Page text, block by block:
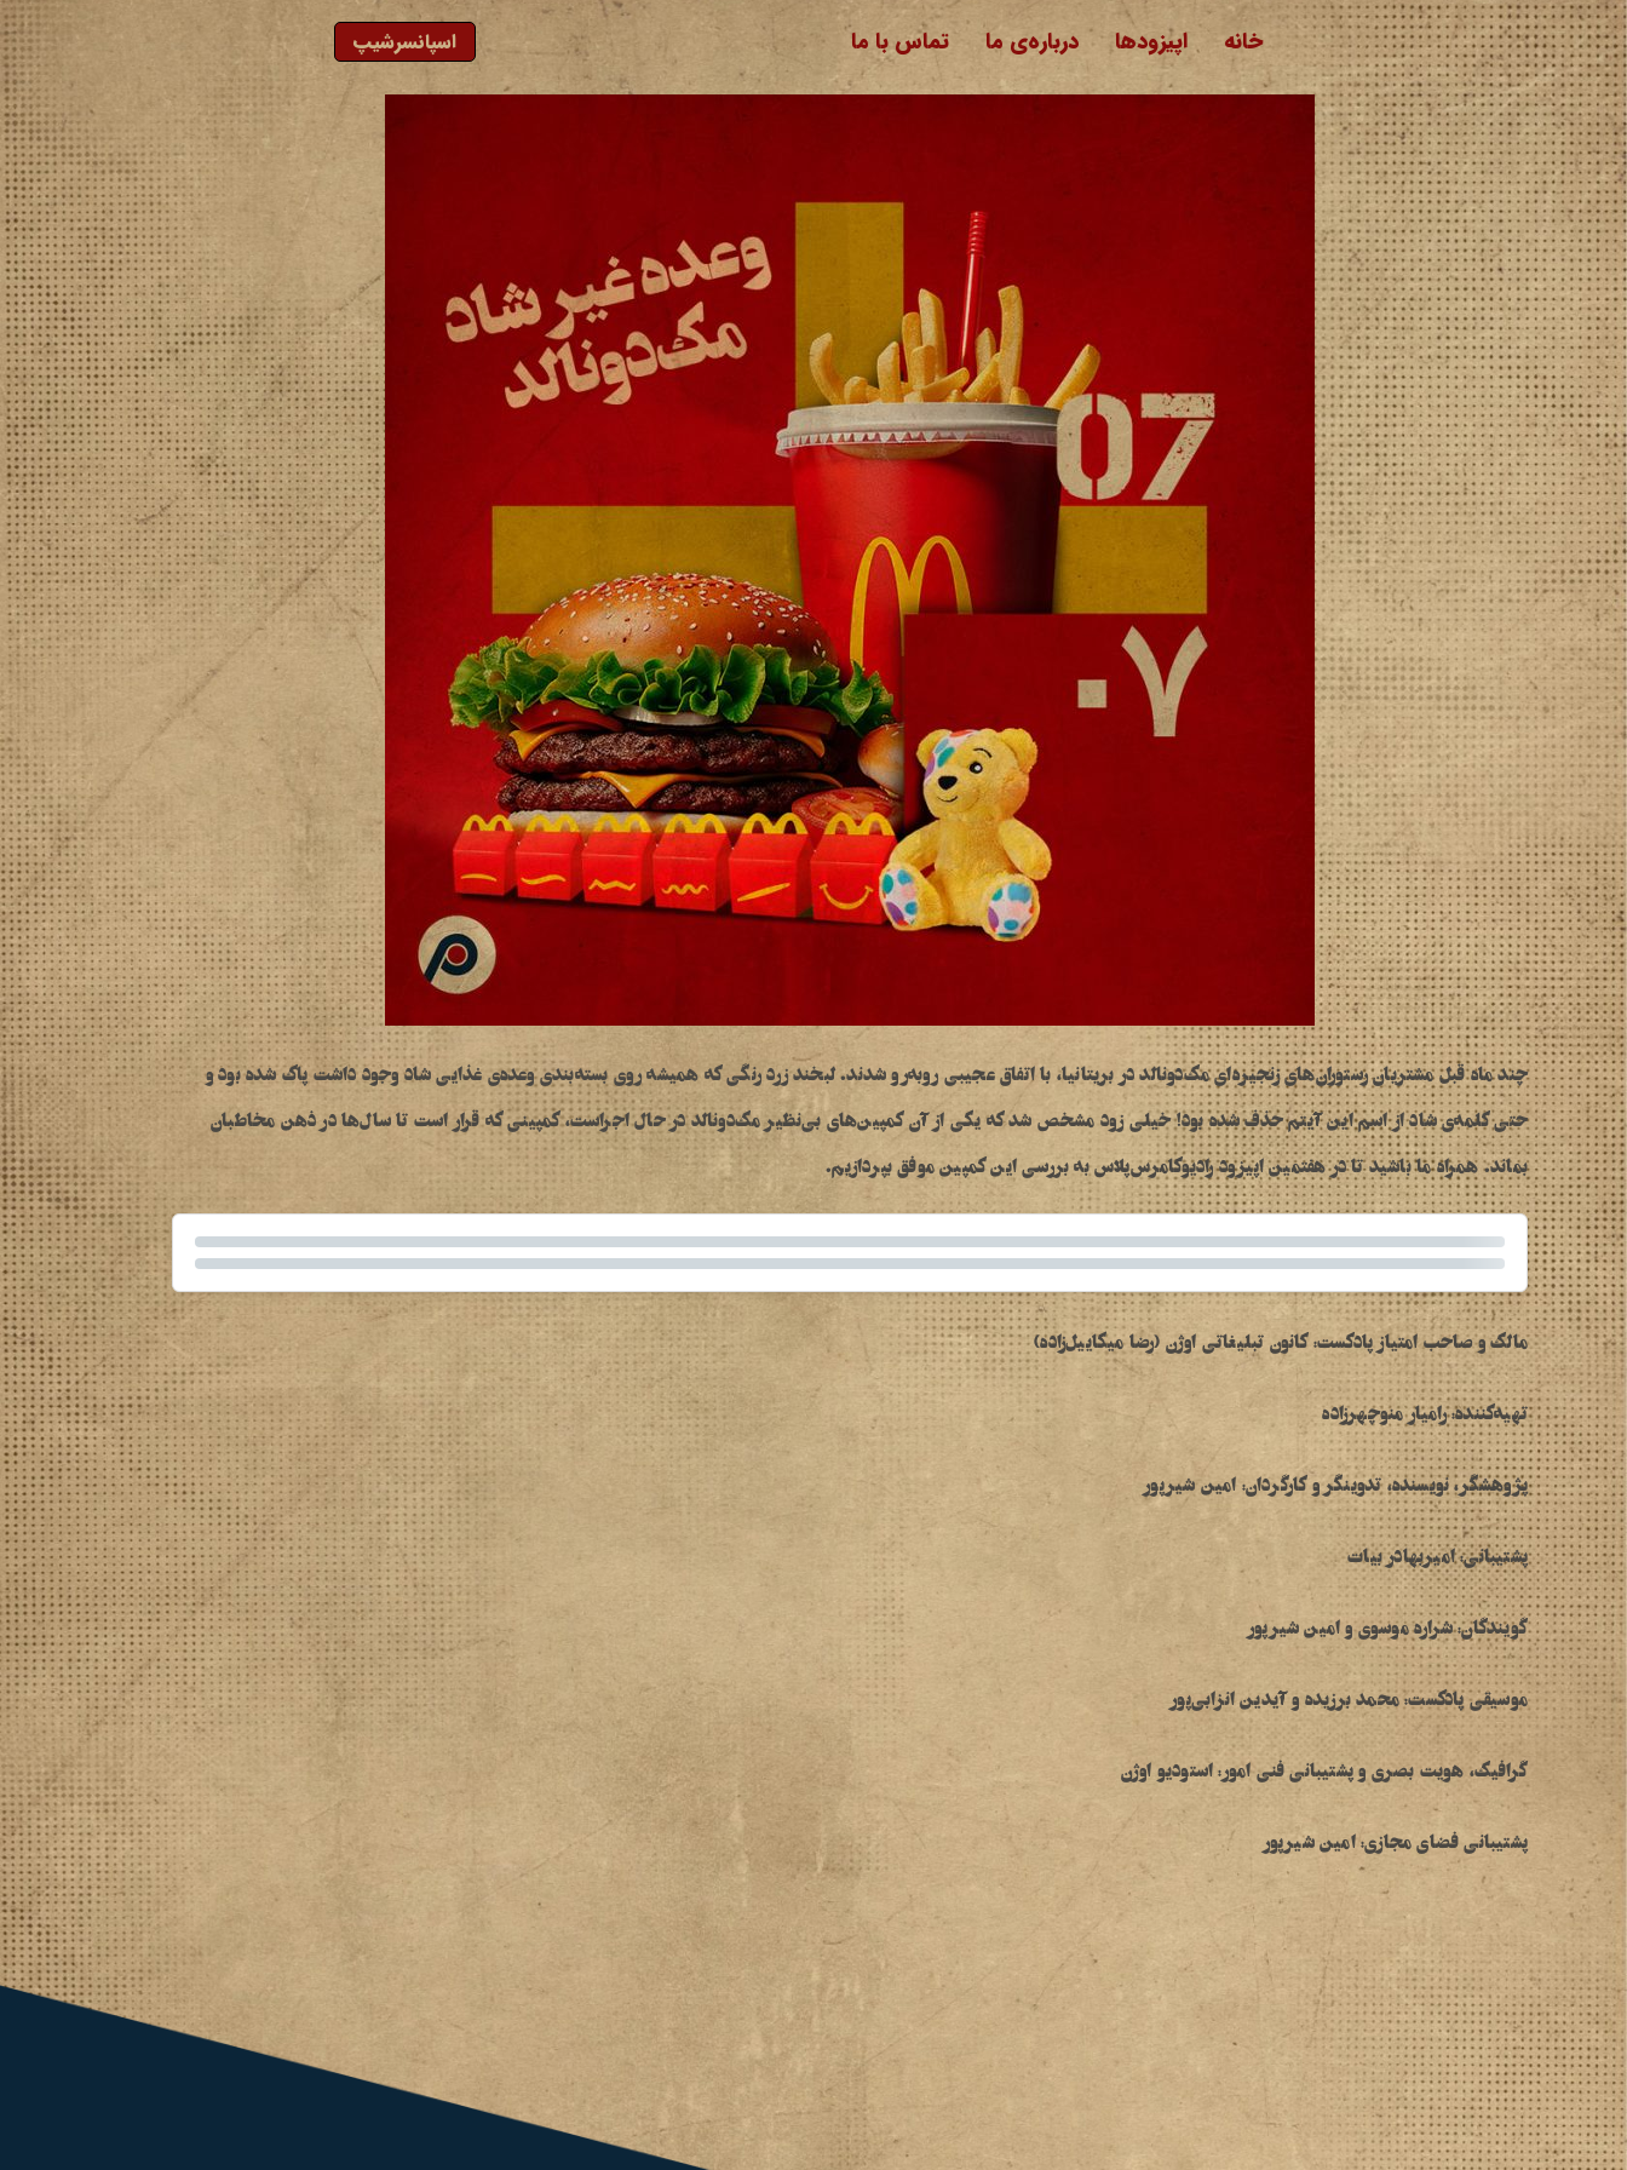
پرش
به
محتوا
خانه اپیزودها درباره‌ی ما تماس با ما اسپانسرشیپ
چند ماه قبل مشتریان رستوران‌های زنجیره‌ای مک‌دونالد در بریتانیا، با اتفاق عجیبی روبه‌رو شدند. لبخند زرد رنگی که همیشه روی بسته‌بندی وعده‌ی غذایی شاد وجود داشت پاک شده بود و
حتی کلمه‌ی شاد از اسم این آیتم حذف شده بود! خیلی زود مشخص شد که یکی از آن کمپین‌های بی‌نظیر مک‌دونالد در حال اجراست، کمپینی که قرار است تا سال‌ها در ذهن مخاطبان
بماند. همراه ما باشید تا در هفتمین اپیزود رادیوکامرس‌پلاس به بررسی این کمپین موفق بپردازیم.
مالک و صاحب امتیاز پادکست:کانون تبلیغاتی اوژن(رضا میکاییل‌زاده)
تهیه‌کننده: رامیار منوچهرزاده
پژوهشگر، نویسنده، تدوینگر و کارگردان: امین شیرپور
پشتیبانی: امیربهادر بیات
گویندگان: شراره موسوی و امین شیرپور
موسیقی پادکست: محمد برزیده و آیدین انزابی‌پور
گرافیک، هویت بصری و پشتیبانی فنی امور: استودیو اوژن
پشتیبانی فضای مجازی: امین شیرپور